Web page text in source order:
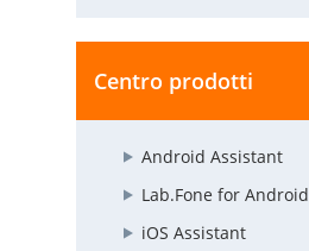
Centro prodotti
Android Assistant
Lab.Fone for Android
iOS Assistant